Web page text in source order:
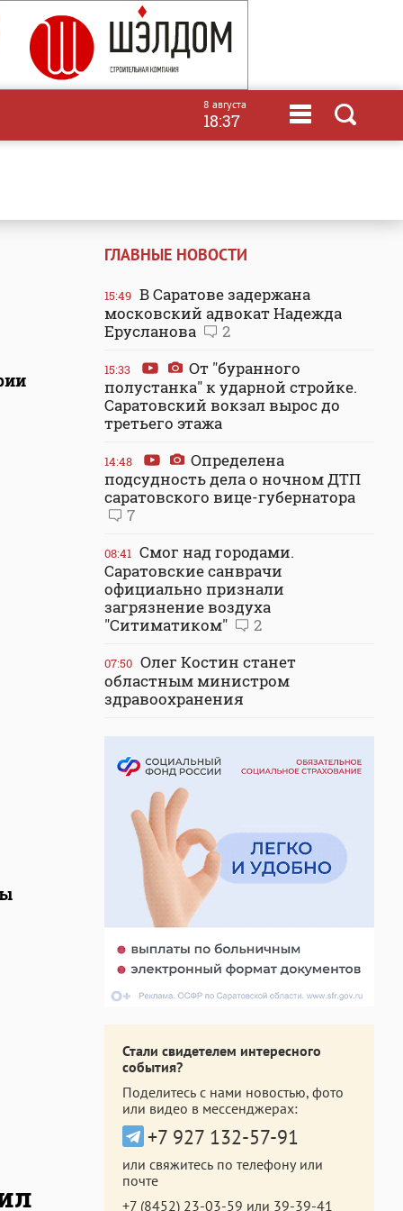
8 августа
18:37
ГЛАВНЫЕ НОВОСТИ
15:49 В Саратове задержана
московский адвокат Надежда
Ерусланова
2
15:33
От "буранного
полустанка" к ударной стройке.
Саратовский вокзал вырос до
третьего этажа
14:48
Определена
подсудность дела о ночном ДТП
саратовского вице-губернатора
7
08:41 Смог над городами.
Саратовские санврачи
официально признали
загрязнение воздуха
"Ситиматиком"
2
07:50 Олег Костин станет
областным министром
здравоохранения
Стали свидетелем интересного
события?
Поделитесь с нами новостью, фото
или видео в мессенджерах:
+7 927 132-57-91
или свяжитесь по телефону или
почте
+7 (8452) 23-03-59 или 39-39-41